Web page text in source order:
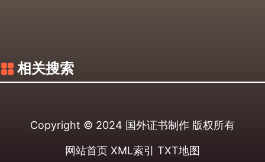
相关搜索
Copyright © 2024 国外证书制作 版权所有
网站首页 XML索引 TXT地图